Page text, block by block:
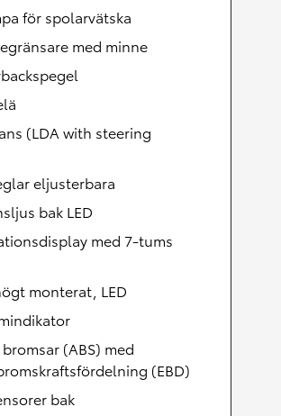
för spolarvätska
med minne
(LDA with steering
eljusterbara
bak LED
med 7-tums
monterat, LED
(ABS) med
(EBD)
bak